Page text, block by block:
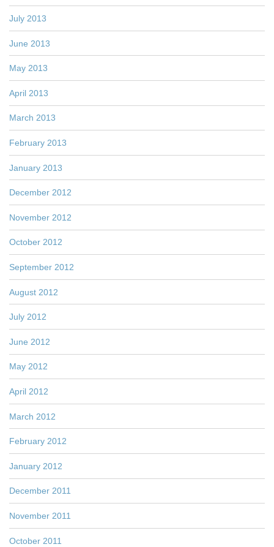
July 2013
June 2013
May 2013
April 2013
March 2013
February 2013
January 2013
December 2012
November 2012
October 2012
September 2012
August 2012
July 2012
June 2012
May 2012
April 2012
March 2012
February 2012
January 2012
December 2011
November 2011
October 2011